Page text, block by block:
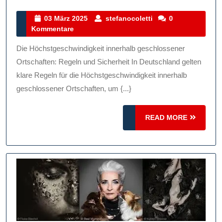
Der
Höchstgeschwindigkeit
Innerhalb
Geschlossener
Ortschaften
03 März 2025
03
2025
stefanocoletti stefanocoletti
0
Kommentare
Die Höchstgeschwindigkeit innerhalb geschlossener
Ortschaften: Regeln und Sicherheit In Deutschland gelten
klare Regeln für die Höchstgeschwindigkeit innerhalb
geschlossener Ortschaften, um {...}
READ MORE
READ
MORE